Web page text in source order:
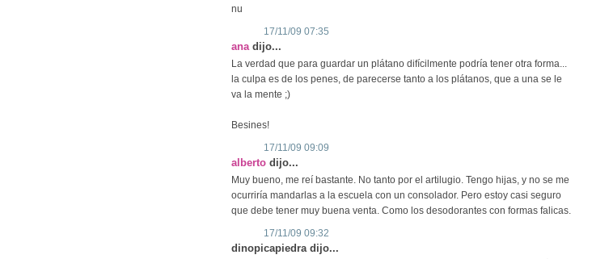
nu
17/11/09 07:35
ana dijo...
La verdad que para guardar un plátano difícilmente podría tener otra forma...
la culpa es de los penes, de parecerse tanto a los plátanos, que a una se le
va la mente ;)
Besines!
17/11/09 09:09
alberto dijo...
Muy bueno, me reí bastante. No tanto por el artilugio. Tengo hijas, y no se me
ocurriría mandarlas a la escuela con un consolador. Pero estoy casi seguro
que debe tener muy buena venta. Como los desodorantes con formas falicas.
17/11/09 09:32
dinopicapiedra dijo...